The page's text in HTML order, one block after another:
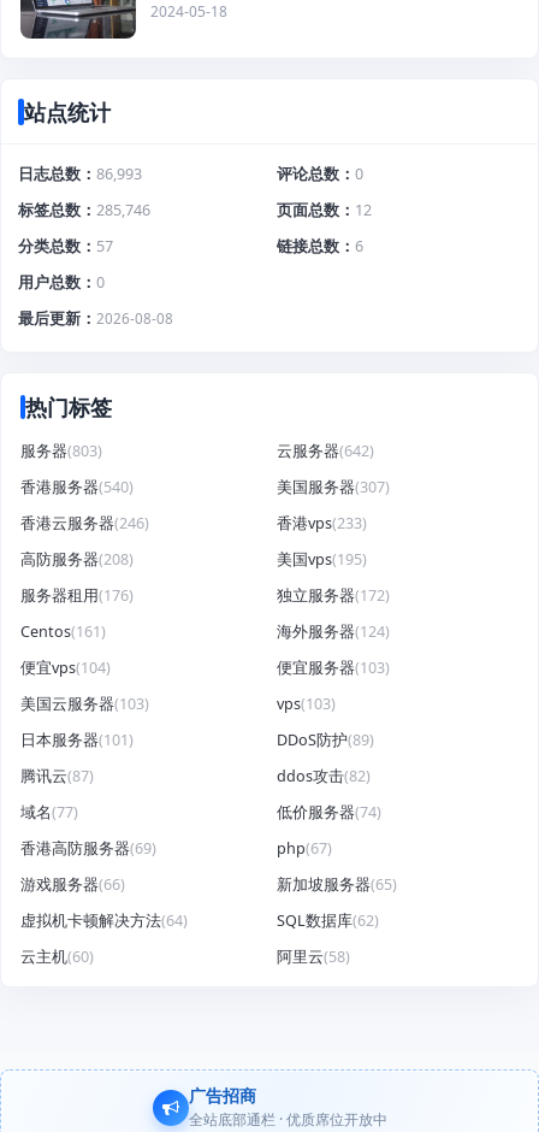
2024-05-18
站点统计
日志总数 86,993 评论总数
0
标签总数
285,746 页面总数
12
分类总数
57 链接总数
6
用户总数
0
最后更新
2026-08-08
热门标签
服务器(803) 云服务器(642)
香港服务器(540) 美国服务器(307)
香港云服务器(246) 香港vps(233)
高防服务器(208) 美国vps(195)
服务器租用(176) 独立服务器(172)
Centos(161) 海外服务器(124)
便宜vps(104) 便宜服务器(103)
美国云服务器(103) vps(103)
日本服务器(101) DDoS防护(89)
腾讯云(87) ddos攻击(82)
域名(77) 低价服务器(74)
香港高防服务器(69) php(67)
游戏服务器(66) 新加坡服务器(65)
虚拟机卡顿解决方法(64) SQL数据库(62)
云主机(60) 阿里云(58)
广告招商
全站底部通栏 · 优质席位开放中